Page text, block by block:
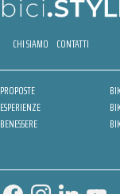
CHI SIAMO CONTATTI
PROPOSTE
ESPERIENZE
BENESSERE